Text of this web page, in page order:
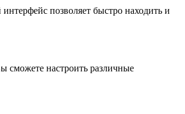
позволяет быстро находить и
сможете настроить различные